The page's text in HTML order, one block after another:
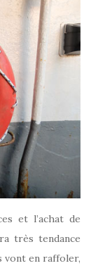
et l’achat de
très tendance
vont en raffoler,